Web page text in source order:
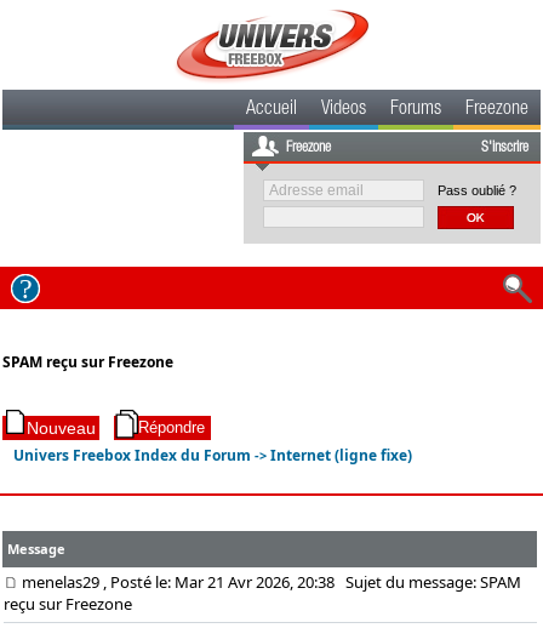
Accueil Videos Forums Freezone
Freezone S'inscrire
Pass oublié ?
SPAM reçu sur Freezone
Univers Freebox Index du Forum ->Internet (ligne fixe)
Message
menelas29 , Posté le: Mar 21 Avr 2026, 20:38 Sujet du message: SPAM
reçu sur Freezone